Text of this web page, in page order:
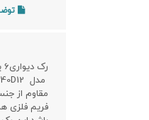
رک دیواری6 یونیت عمق40 آلترو محصولی از شرکت کبیر صنعت می باشد.
مقاوم از
فریم فلزی